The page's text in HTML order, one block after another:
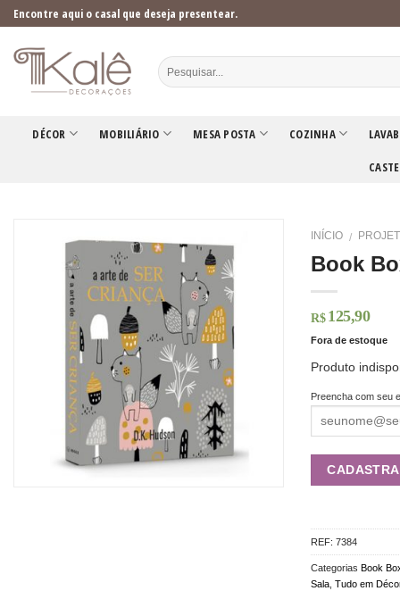
Skip
to
content
Encontre aqui o casal que deseja presentear.
DÉCOR MOBILIÁRIO MESA POSTA COZINHA
INÍCIO /
Book
R$ 125,90
Fora de estoque
Produto
Preencha com seu
REF:7384
CategoriasBook
Sala ,Tudo em